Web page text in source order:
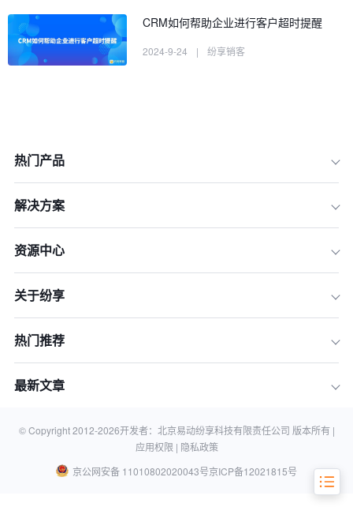
四、提升销售效率和业绩
CRM如何帮助企业进行客户超时提醒
2024-9-24 | 纷享销客
热门产品
解决方案
资源中心
关于纷享
热门推荐
最新文章
© Copyright 2012-2026开发者：北京易动纷享科技有限责任公司 版本所有 |
应用权限 | 隐私政策
京公网安备 11010802020043号京ICP备12021815号